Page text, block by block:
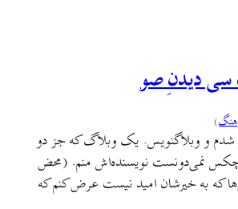
سی دیدنِ صو
)
شدم و وبلاگنویس. یک وبلاگ که جز دو
نمی‌دونست نویسنده‌اش منم. (محض
که به خیرشان امید نیست عرض کنم که